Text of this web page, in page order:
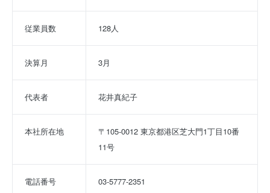
従業員数 128人
決算月 3月
代表者 花井真紀子
本社所在地
〒105-0012 東京都港区芝大門1丁目10番
11号
電話番号 03-5777-2351